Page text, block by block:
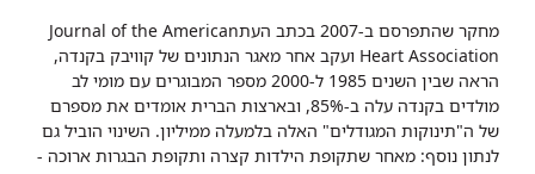
מחקר שהתפרסם ב-2007 בכתב העתJournal of the American
Heart Association ועקב אחר מאגר הנתונים של קוויבק בקנדה,
הראה שבין השנים 1985 ל-2000 מספר המבוגרים עם מומי לב
מולדים בקנדה עלה ב-85%, ובארצות הברית אומדים את מספרם
של ה"תינוקות המגודלים" האלה בלמעלה ממיליון. השינוי הוביל גם
לנתון נוסף: מאחר שתקופת הילדות קצרה ותקופת הבגרות ארוכה -